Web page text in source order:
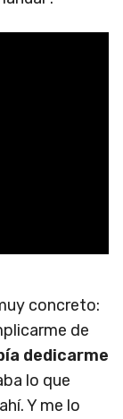
concreto:
de
dedicarme
lo que
Y me lo